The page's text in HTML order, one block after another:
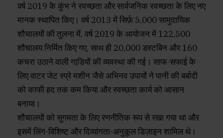
वर्ष 2019 के कुंभ ने स्वच्छता और सार्वजनिक स्वच्छता के लिए नए
मानक स्थापित किए। वर्ष 2013 में सिर्फ़ 5,000 सामुदायिक
शौचालयों की तुलना में, वर्ष 2019 के आयोजन में 122,500
शौचालय निर्मित किए गए, साथ ही 20,000 डस्टबिन और 160
कचरा उठाने वाली गाडि़यों की व्‍यवस्‍था की गई। साफ-सफाई के
लिए वाटर जेट स्प्रे मशीन जैसे अभिनव उपायों ने पानी की बर्बादी
को काफी हद तक कम किया और स्‍वच्‍छता कार्य को आसान
बनाया।
शौचालयों को सुगमता के लिए रणनीतिक रूप से रखा गया था और
इसमें लिंग-विशिष्ट और दिव्‍यांगता-अनुकूल डिज़ाइन शामिल थे।